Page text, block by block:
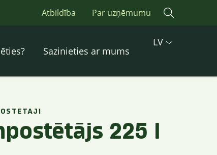
Atbildība Par uzņēmumu
Sazinieties ar mums
LV
225 l